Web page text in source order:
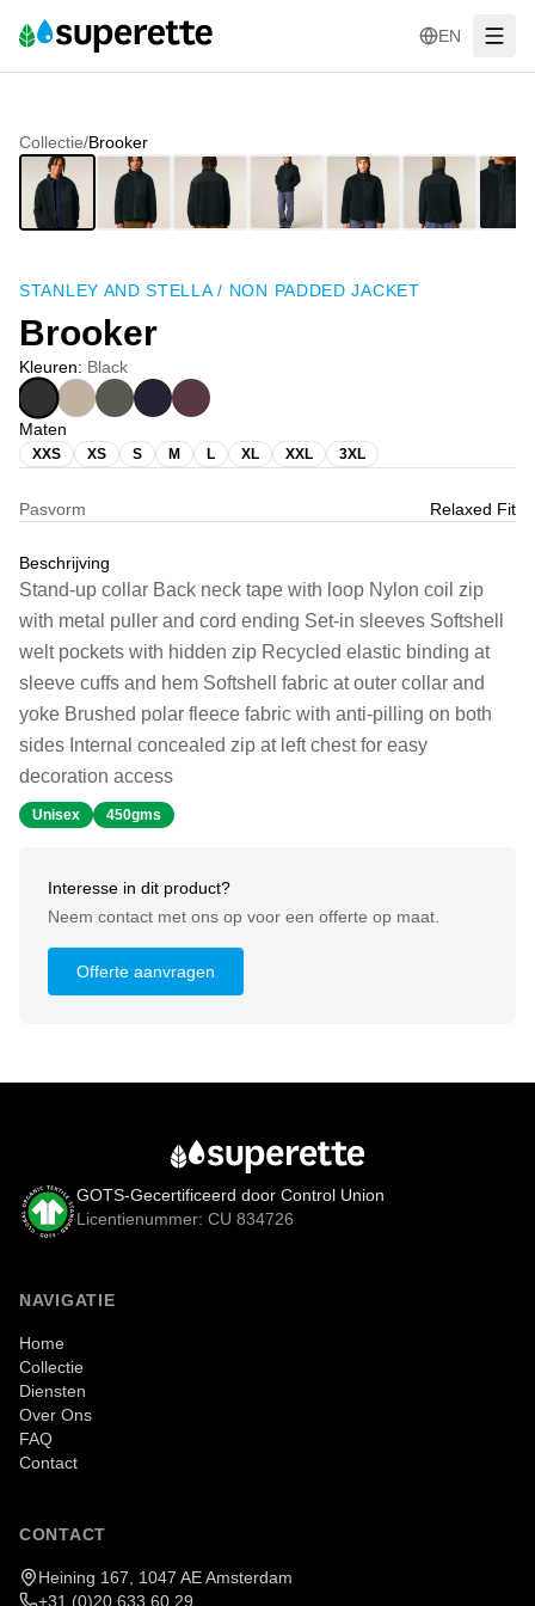
EN
Collectie/Brooker
STANLEY AND STELLA/ NON PADDED JACKET
Brooker
Kleuren: Black
Maten
XXS XS S M L XL XXL 3XL
Pasvorm Relaxed Fit
Beschrijving
Stand-up collar Back neck tape with loop Nylon coil zip
with metal puller and cord ending Set-in sleeves Softshell
welt pockets with hidden zip Recycled elastic binding at
sleeve cuffs and hem Softshell fabric at outer collar and
yoke Brushed polar fleece fabric with anti-pilling on both
sides Internal concealed zip at left chest for easy
decoration access
Unisex 450gms
Interesse in dit product?
Neem contact met ons op voor een offerte op maat.
Offerte aanvragen
GOTS-Gecertificeerd door Control Union
Licentienummer: CU 834726
NAVIGATIE
Home
Collectie
Diensten
Over Ons
FAQ
Contact
CONTACT
Heining 167, 1047 AE Amsterdam
+31 (0)20 633 60 29